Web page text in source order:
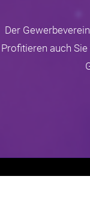
Der
Profitieren auch